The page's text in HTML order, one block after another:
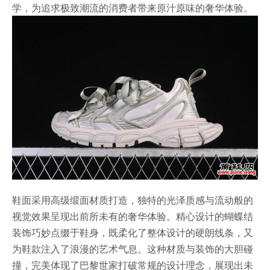
学，为追求极致潮流的消费者带来原汁原味的奢华体验。
鞋面采用高级缎面材质打造，独特的光泽质感与流动般的
视觉效果呈现出前所未有的奢华体验。精心设计的蝴蝶结
装饰巧妙点缀于鞋身，既柔化了整体设计的硬朗线条，又
为鞋款注入了浪漫的艺术气息。这种材质与装饰的大胆碰
撞，完美体现了巴黎世家打破常规的设计理念，展现出未